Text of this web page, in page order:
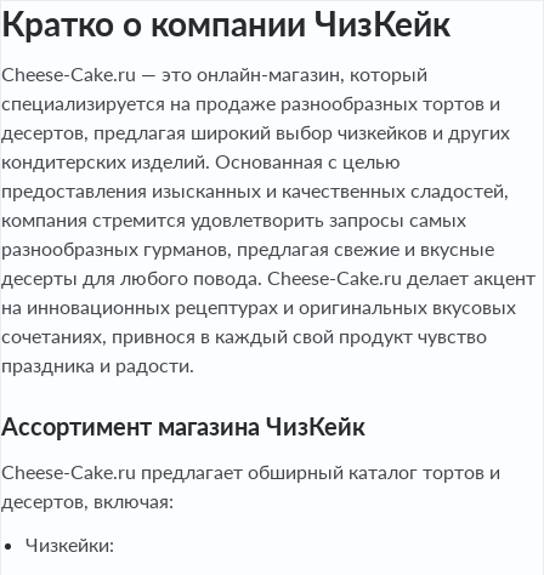
Кратко о компании ЧизКейк
Cheese-Cake.ru — это онлайн-магазин, который
специализируется на продаже разнообразных тортов и
десертов, предлагая широкий выбор чизкейков и других
кондитерских изделий. Основанная с целью
предоставления изысканных и качественных сладостей,
компания стремится удовлетворить запросы самых
разнообразных гурманов, предлагая свежие и вкусные
десерты для любого повода. Cheese-Cake.ru делает акцент
на инновационных рецептурах и оригинальных вкусовых
сочетаниях, привнося в каждый свой продукт чувство
праздника и радости.
Ассортимент магазина ЧизКейк
Cheese-Cake.ru предлагает обширный каталог тортов и
десертов, включая:
Чизкейки: